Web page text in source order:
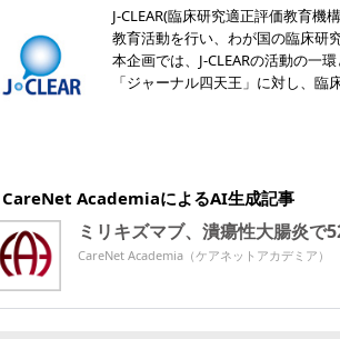
J-CLEAR(臨床研究適正評価教育
教育活動を行い、わが国の臨床研
本企画では、J-CLEARの活動の一
「ジャーナル四天王」に対し、臨
CareNet AcademiaによるAI生成記事
ミリキズマブ、潰瘍性大腸炎で
CareNet Academia（ケアネットアカデミア）